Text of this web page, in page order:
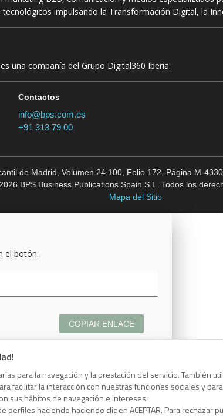
para la navegación y la prestación del servicio. También
facilitar la interacción con nuestras funciones sociales y para
sus hábitos de navegación e intereses.
haciendo haciendo clic en ACEPTAR. Para rechazar
impulsando la Transformación Digital, la
una compañía del Grupo Digital360 Iberia.
Contactos
info@bps.com.es
+91 313 79 00
de Madrid, Volumen 24.100, Folio 172, Página M-
BPS Business Publications Spain S.L. Todos los
Mapa del Sitio
el botón.
COPIAR ENLACE
el botón.